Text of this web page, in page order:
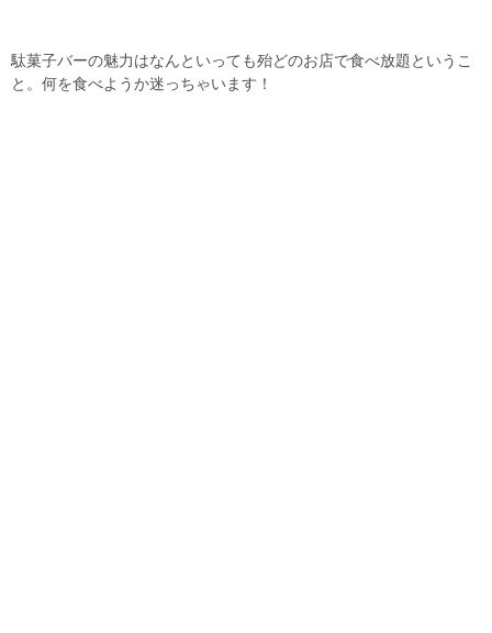
駄菓子バーの魅力はなんといっても殆どのお店で食べ放題というこ
と。何を食べようか迷っちゃいます！